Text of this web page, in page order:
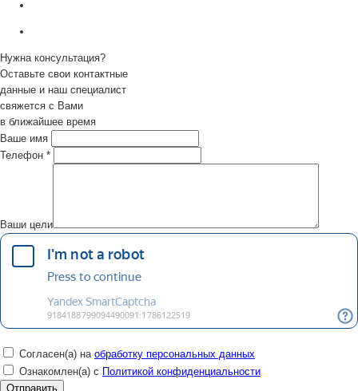
Нужна консультация?
Оставьте свои контактные
данные и наш специалист
свяжется с Вами
в ближайшее время
Ваше имя
Телефон *
Ваши цели
Согласен(а) на обработку персональных данных
Ознакомлен(а) с Политикой конфиденциальности